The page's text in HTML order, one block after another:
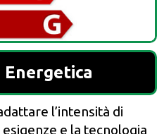
l’intensità di
e la tecnologia